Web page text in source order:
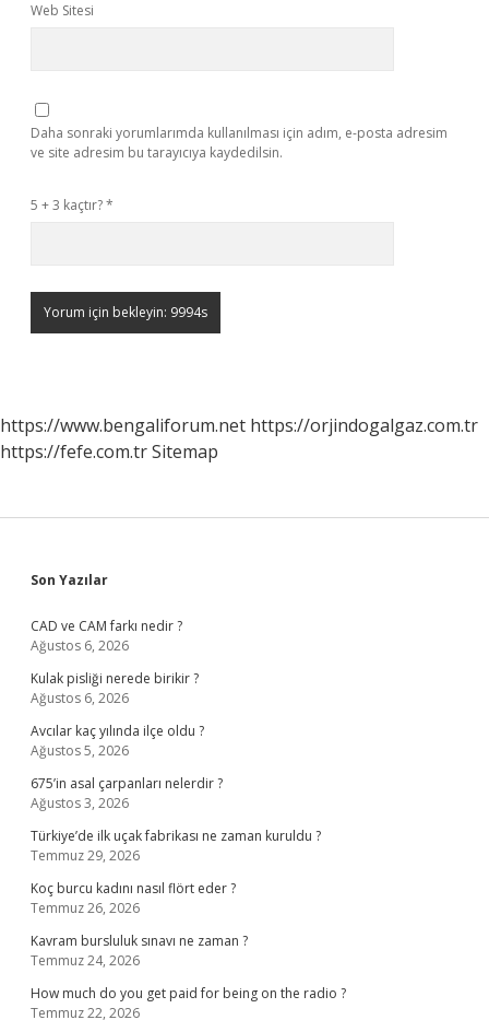
Web Sitesi
Daha sonraki yorumlarımda kullanılması için adım, e-posta adresim
ve site adresim bu tarayıcıya kaydedilsin.
5 + 3 kaçtır?*
https://www.bengaliforum.net https://orjindogalgaz.com.tr
https://fefe.com.trSitemap
Sidebar
Son Yazılar
CAD ve CAM farkı nedir ?
Ağustos 6, 2026
Kulak pisliği nerede birikir ?
Ağustos 6, 2026
Avcılar kaç yılında ilçe oldu ?
Ağustos 5, 2026
675’in asal çarpanları nelerdir ?
Ağustos 3, 2026
Türkiye’de ilk uçak fabrikası ne zaman kuruldu ?
Temmuz 29, 2026
Koç burcu kadını nasıl flört eder ?
Temmuz 26, 2026
Kavram bursluluk sınavı ne zaman ?
Temmuz 24, 2026
How much do you get paid for being on the radio ?
Temmuz 22, 2026